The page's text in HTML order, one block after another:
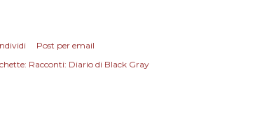
Post per email
Racconti: Diario di Black Gray